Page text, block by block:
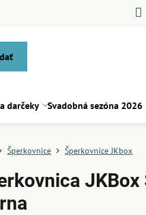
darčeky Svadobná sezóna 2026
Šperkovnice Šperkovnice JKbox